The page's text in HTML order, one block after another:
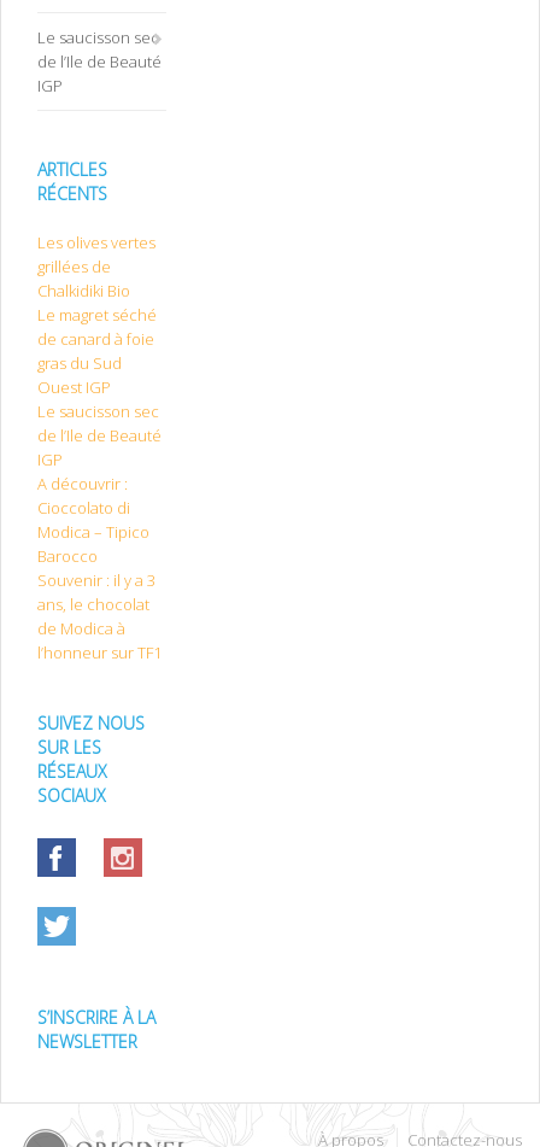
Le saucisson sec
de l’Ile de Beauté
IGP
ARTICLES
RÉCENTS
Les olives vertes
grillées de
Chalkidiki Bio
Le magret séché
de canard à foie
gras du Sud
Ouest IGP
Le saucisson sec
de l’Ile de Beauté
IGP
A découvrir :
Cioccolato di
Modica – Tipico
Barocco
Souvenir : il y a 3
ans, le chocolat
de Modica à
l’honneur sur TF1
SUIVEZ NOUS
SUR LES
RÉSEAUX
SOCIAUX
S’INSCRIRE À LA
NEWSLETTER
À propos Contactez-nous